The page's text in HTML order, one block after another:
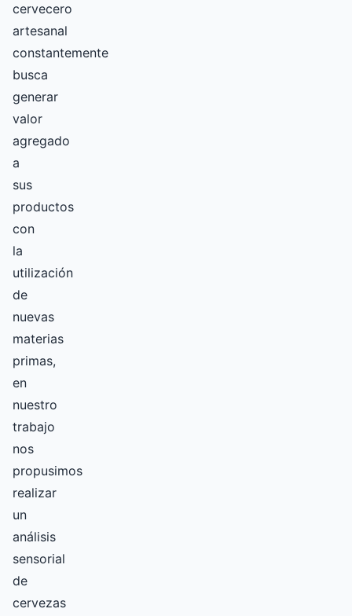
cervecero
artesanal
constantemente
busca
generar
valor
agregado
a
sus
productos
con
la
utilización
de
nuevas
materias
primas,
en
nuestro
trabajo
nos
propusimos
realizar
un
análisis
sensorial
de
cervezas